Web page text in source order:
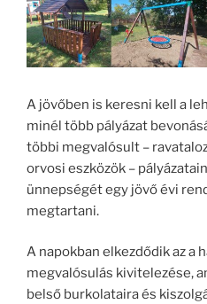
A jövőben is keresni kell a
minél több pályázat
többi megvalósult –
orvosi eszközök –
ünnepségét egy jövő évi
megtartani.
A napokban elkezdődik az a
megvalósulás kivitelezése,
belső burkolataira és